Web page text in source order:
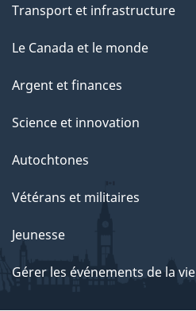
Transport et infrastructure
Le Canada et le monde
Argent et finances
Science et innovation
Autochtones
Vétérans et militaires
Jeunesse
Gérer les événements de la vie